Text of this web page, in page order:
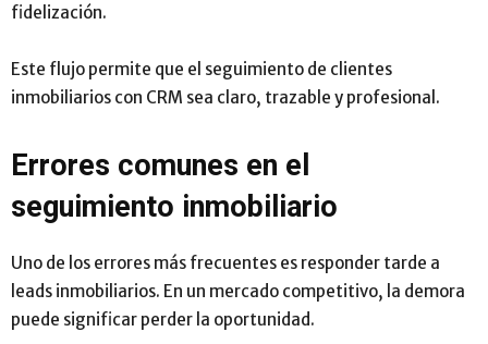
fidelización.
Este flujo permite que el seguimiento de clientes
inmobiliarios con CRM sea claro, trazable y profesional.
Errores comunes en el
seguimiento inmobiliario
Uno de los errores más frecuentes es responder tarde a
leads inmobiliarios. En un mercado competitivo, la demora
puede significar perder la oportunidad.